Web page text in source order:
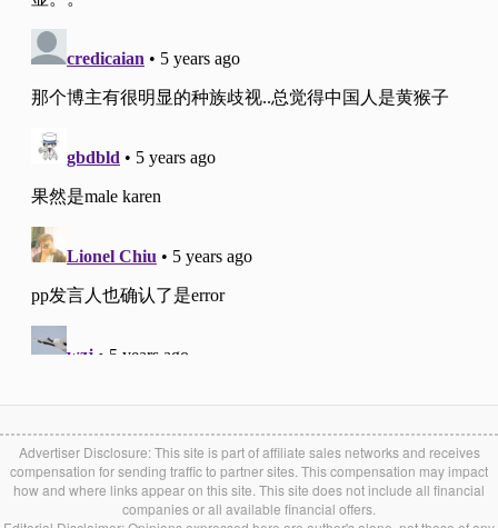
Advertiser Disclosure: This site is part of affiliate sales networks and receives
compensation for sending traffic to partner sites. This compensation may impact
how and where links appear on this site. This site does not include all financial
companies or all available financial offers.